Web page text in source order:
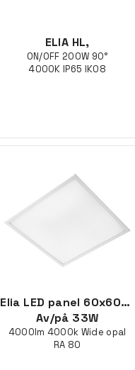
ELIA HL,
ON/OFF 200W 90°
4000K IP65 IK08
Elia LED panel 60x60mm
Av/på 33W
4000lm 4000k Wide opal
RA 80